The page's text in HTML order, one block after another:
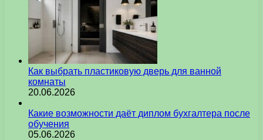
Как выбрать пластиковую дверь для ванной
комнаты
20.06.2026
Какие возможности даёт диплом бухгалтера после
обучения
05.06.2026